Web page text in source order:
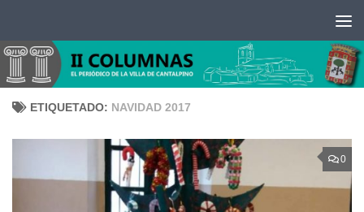
ETIQUETADO: NAVIDAD 2017
0